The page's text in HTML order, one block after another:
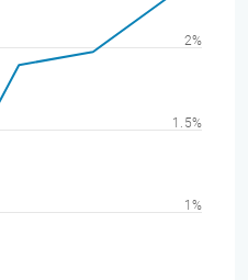
1%
1.5%
2%